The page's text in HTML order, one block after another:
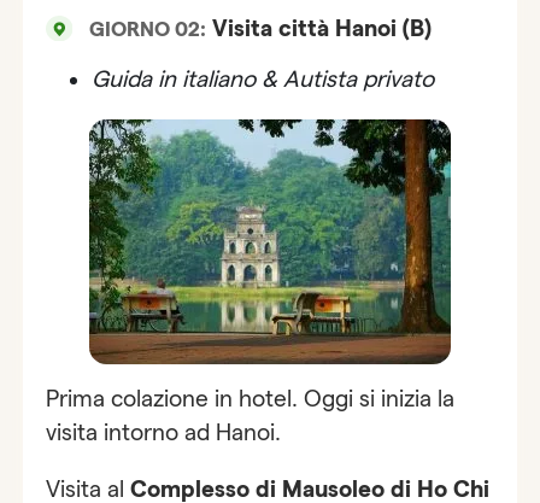
GIORNO 02: Visita città Hanoi (B)
Guida in italiano & Autista privato
Prima colazione in hotel. Oggi si inizia la
visita intorno ad Hanoi.
Visita alComplesso di Mausoleo di Ho Chi